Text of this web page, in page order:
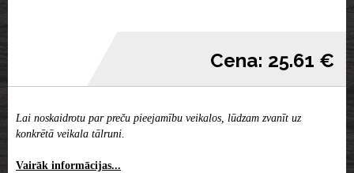
Cena: 25.61 €
Lai noskaidrotu par preču pieejamību veikalos, lūdzam zvanīt uz
konkrētā veikala tālruni.
Vairāk informācijas...